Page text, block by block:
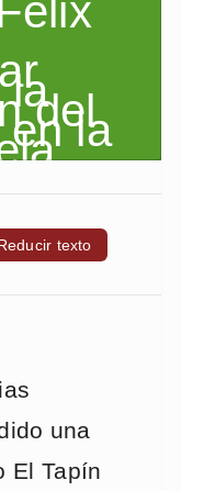
texto
una
El Tapín